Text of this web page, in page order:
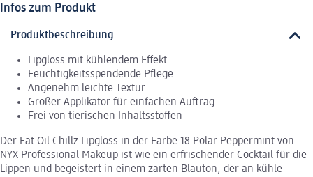
Infos zum Produkt
Produktbeschreibung
Lipgloss mit kühlendem Effekt
Feuchtigkeitsspendende Pflege
Angenehm leichte Textur
Großer Applikator für einfachen Auftrag
Frei von tierischen Inhaltsstoffen
Der Fat Oil Chillz Lipgloss in der Farbe 18 Polar Peppermint von
NYX Professional Makeup ist wie ein erfrischender Cocktail für die
Lippen und begeistert in einem zarten Blauton, der an kühle